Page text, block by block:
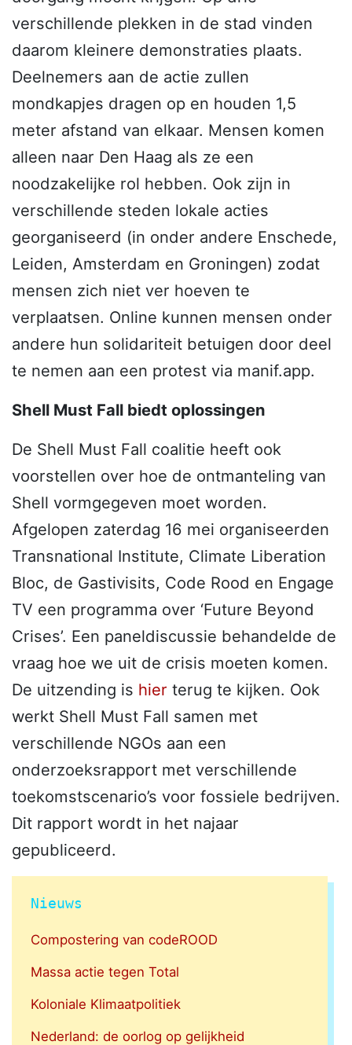
verschillende plekken in de stad vinden
daarom kleinere demonstraties plaats.
Deelnemers aan de actie zullen
mondkapjes dragen op en houden 1,5
meter afstand van elkaar. Mensen komen
alleen naar Den Haag als ze een
noodzakelijke rol hebben. Ook zijn in
verschillende steden lokale acties
georganiseerd (in onder andere Enschede,
Leiden, Amsterdam en Groningen) zodat
mensen zich niet ver hoeven te
verplaatsen. Online kunnen mensen onder
andere hun solidariteit betuigen door deel
te nemen aan een protest via manif.app.
Shell Must Fall biedt oplossingen
De Shell Must Fall coalitie heeft ook
voorstellen over hoe de ontmanteling van
Shell vormgegeven moet worden.
Afgelopen zaterdag 16 mei organiseerden
Transnational Institute, Climate Liberation
Bloc, de Gastivisits, Code Rood en Engage
TV een programma over ‘Future Beyond
Crises’. Een paneldiscussie behandelde de
vraag hoe we uit de crisis moeten komen.
De uitzending is hier terug te kijken. Ook
werkt Shell Must Fall samen met
verschillende NGOs aan een
onderzoeksrapport met verschillende
toekomstscenario’s voor fossiele bedrijven.
Dit rapport wordt in het najaar
gepubliceerd.
Nieuws
Compostering van codeROOD
Massa actie tegen Total
Koloniale Klimaatpolitiek
Nederland: de oorlog op gelijkheid